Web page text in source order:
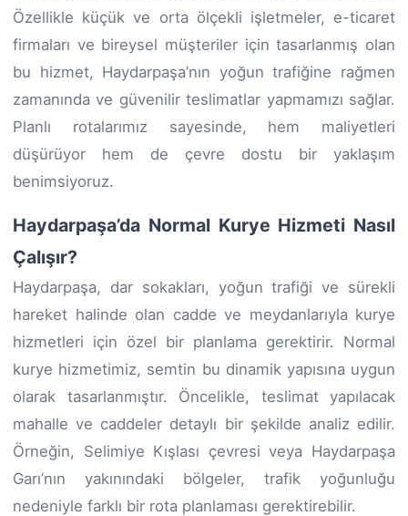
Özellikle küçük ve orta ölçekli işletmeler, e-ticaret
firmaları ve bireysel müşteriler için tasarlanmış olan
bu hizmet, Haydarpaşa’nın yoğun trafiğine rağmen
zamanında ve güvenilir teslimatlar yapmamızı sağlar.
Planlı rotalarımız sayesinde, hem maliyetleri
düşürüyor hem de çevre dostu bir yaklaşım
benimsiyoruz.
Haydarpaşa’da Normal Kurye Hizmeti Nasıl
Çalışır?
Haydarpaşa, dar sokakları, yoğun trafiği ve sürekli
hareket halinde olan cadde ve meydanlarıyla kurye
hizmetleri için özel bir planlama gerektirir. Normal
kurye hizmetimiz, semtin bu dinamik yapısına uygun
olarak tasarlanmıştır. Öncelikle, teslimat yapılacak
mahalle ve caddeler detaylı bir şekilde analiz edilir.
Örneğin, Selimiye Kışlası çevresi veya Haydarpaşa
Garı’nın yakınındaki bölgeler, trafik yoğunluğu
nedeniyle farklı bir rota planlaması gerektirebilir.